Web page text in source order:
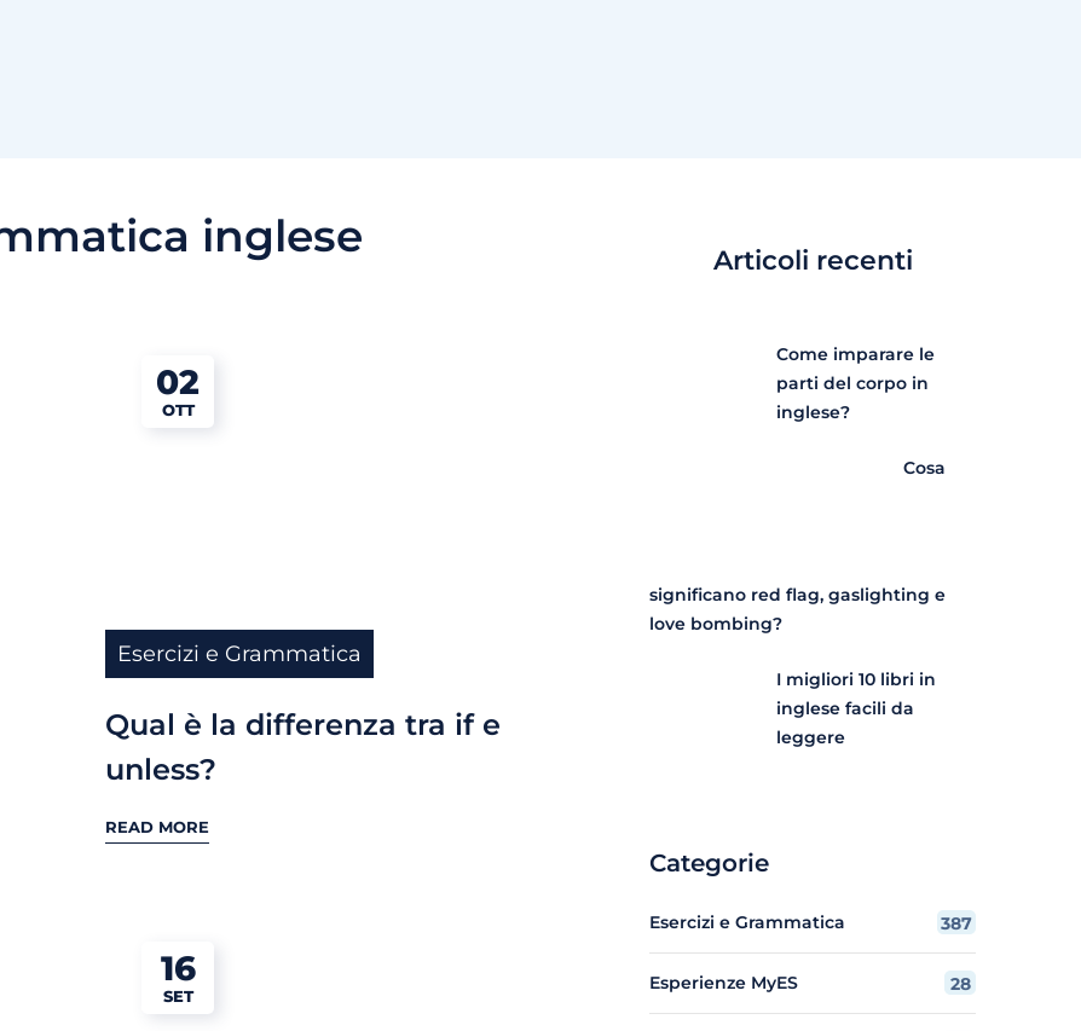
inglese
02
OTT
Esercizi e Grammatica
Qual è la differenza tra if e
unless?
READ MORE
16
SET
Articoli recenti
Come imparare le
parti del corpo in
inglese?
Cosa
significano red flag, gaslighting e
love bombing?
I migliori 10 libri in
inglese facili da
leggere
Categorie
Esercizi e Grammatica 387
Esperienze MyES 28